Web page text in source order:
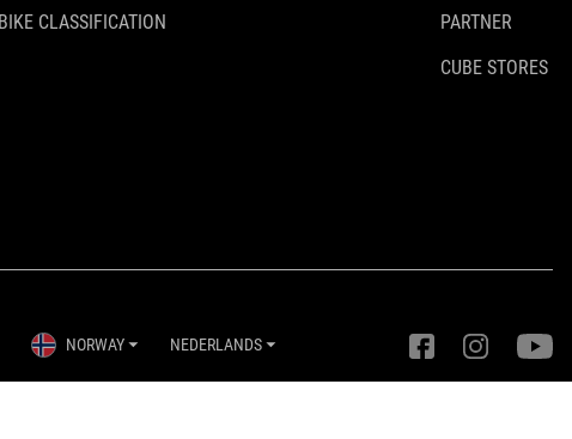
BIKE CLASSIFICATION
PARTNER
CUBE STORES
NORWAY NEDERLANDS